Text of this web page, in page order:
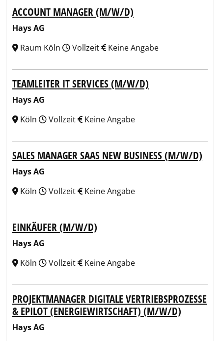
ACCOUNT MANAGER (M/W/D)
Hays AG
Raum Köln
Vollzeit Keine Angabe
TEAMLEITER IT SERVICES (M/W/D)
Hays AG
Köln
Vollzeit Keine Angabe
SALES MANAGER SAAS NEW BUSINESS (M/W/D)
Hays AG
Köln
Vollzeit Keine Angabe
EINKÄUFER (M/W/D)
Hays AG
Köln
Vollzeit Keine Angabe
PROJEKTMANAGER DIGITALE VERTRIEBSPROZESSE
& EPILOT (ENERGIEWIRTSCHAFT) (M/W/D)
Hays AG